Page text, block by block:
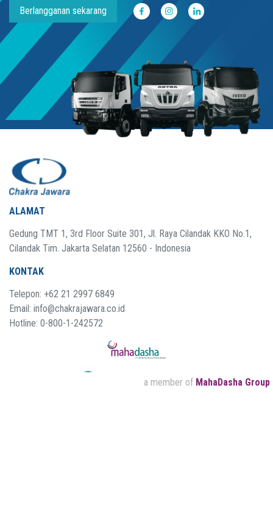
Berlangganan sekarang
ALAMAT
Gedung TMT 1, 3rd Floor Suite 301, Jl. Raya Cilandak KKO No.1,
Cilandak Tim. Jakarta Selatan 12560 - Indonesia
KONTAK
Telepon: +62 21 2997 6849
Email: info@chakrajawara.co.id
Hotline: 0-800-1-242572
a member of MahaDasha Group